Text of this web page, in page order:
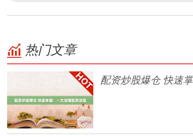
热门文章
配资炒股爆仓 快速